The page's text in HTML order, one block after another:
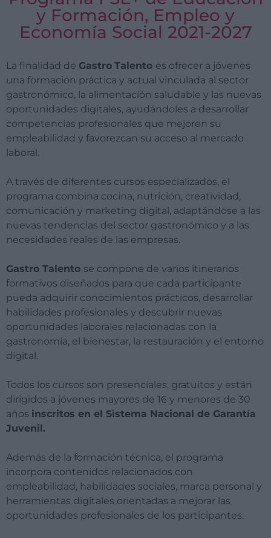
y Formación, Empleo y
Economía Social 2021-2027
La finalidad de Gastro Talento es ofrecer a jóvenes
una formación práctica y actual vinculada al sector
gastronómico, la alimentación saludable y las nuevas
oportunidades digitales, ayudándoles a desarrollar
competencias profesionales que mejoren su
empleabilidad y favorezcan su acceso al mercado
laboral.
A través de diferentes cursos especializados, el
programa combina cocina, nutrición, creatividad,
comunicación y marketing digital, adaptándose a las
nuevas tendencias del sector gastronómico y a las
necesidades reales de las empresas.
Gastro Talento se compone de varios itinerarios
formativos diseñados para que cada participante
pueda adquirir conocimientos prácticos, desarrollar
habilidades profesionales y descubrir nuevas
oportunidades laborales relacionadas con la
gastronomía, el bienestar, la restauración y el entorno
digital.
Todos los cursos son presenciales, gratuitos y están
dirigidos a jóvenes mayores de 16 y menores de 30
años inscritos en el Sistema Nacional de Garantía
Juvenil.
Además de la formación técnica, el programa
incorpora contenidos relacionados con
empleabilidad, habilidades sociales, marca personal y
herramientas digitales orientadas a mejorar las
oportunidades profesionales de los participantes.